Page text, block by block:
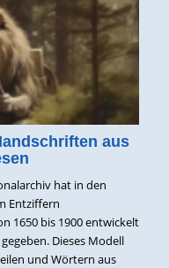
aus
hat in den
Entziffern
1650 bis 1900 entwickelt
Dieses Modell
und Wörtern aus